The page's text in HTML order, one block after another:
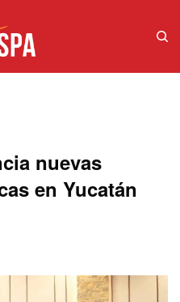
nuevas
en Yucatán